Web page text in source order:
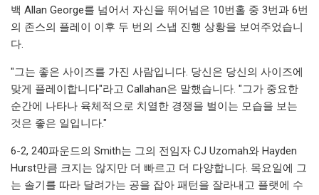
백 Allan George를 넘어서 자신을 뛰어넘은 10번홀 중 3번과 6번
의 존스의 플레이 이후 두 번의 스냅 진행 상황을 보여주었습니
다.
"그는 좋은 사이즈를 가진 사람입니다. 당신은 당신의 사이즈에
맞게 플레이합니다"라고 Callahan은 말했습니다. "그가 중요한
순간에 나타나 육체적으로 치열한 경쟁을 벌이는 모습을 보는
것은 좋은 일입니다."
6-2, 240파운드의 Smith는 그의 전임자 CJ Uzomah와 Hayden
Hurst만큼 크지는 않지만 더 빠르고 더 다양합니다. 목요일에 그
는 솔기를 따라 달려가는 공을 잡아 패턴을 잘라내고 플랫에 수